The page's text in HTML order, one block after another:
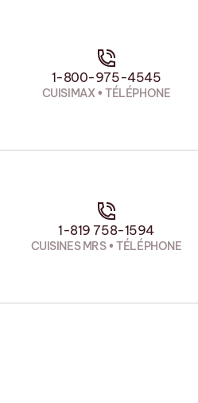
1-800-975-4545
CUISIMAX • TÉLÉPHONE
1-819 758-1594
CUISINES MRS • TÉLÉPHONE